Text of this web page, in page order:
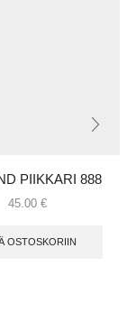
PIIKKARI 888
45.00 €
OSTOSKORIIN